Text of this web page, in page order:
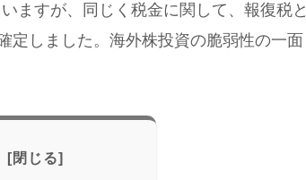
ますが、同じく税金に関して、報復税と
定しました。海外株投資の脆弱性の一面